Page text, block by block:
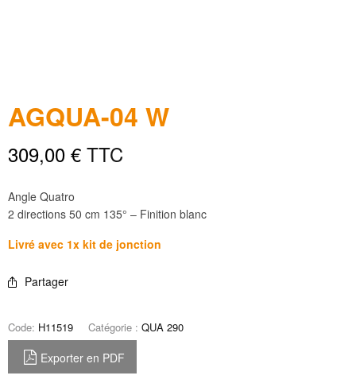
AGQUA-04 W
309,00 € TTC
Angle Quatro
2 directions 50 cm 135° – Finition blanc
Livré avec 1x kit de jonction
Partager
Code: H11519 Catégorie : QUA 290
Exporter en PDF